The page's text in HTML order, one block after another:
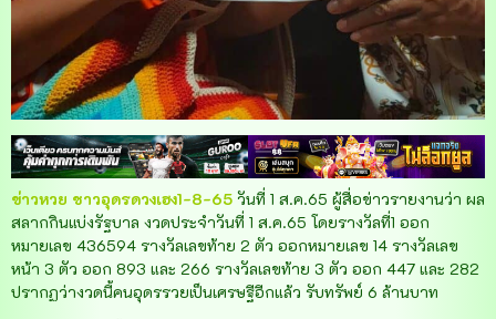
ข่าวหวย ชาวอุดรดวงเฮง1-8-65 วันที่ 1 ส.ค.65 ผู้สื่อข่าวรายงานว่า ผล
สลากกินแบ่งรัฐบาล งวดประจำวันที่ 1 ส.ค.65 โดยรางวัลที่1 ออก
หมายเลข 436594 รางวัลเลขท้าย 2 ตัว ออกหมายเลข 14 รางวัลเลข
หน้า 3 ตัว ออก 893 และ 266 รางวัลเลขท้าย 3 ตัว ออก 447 และ 282
ปรากฏว่างวดนี้คนอุดรรวยเป็นเศรษฐีอีกแล้ว รับทรัพย์ 6 ล้านบาท